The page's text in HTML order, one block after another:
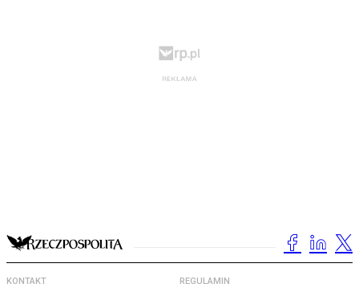
KONTAKT REGULAMIN